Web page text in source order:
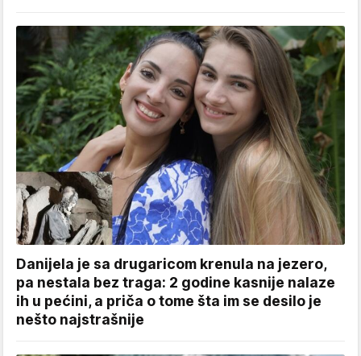
Danijela je sa drugaricom krenula na jezero,
pa nestala bez traga: 2 godine kasnije nalaze
ih u pećini, a priča o tome šta im se desilo je
nešto najstrašnije